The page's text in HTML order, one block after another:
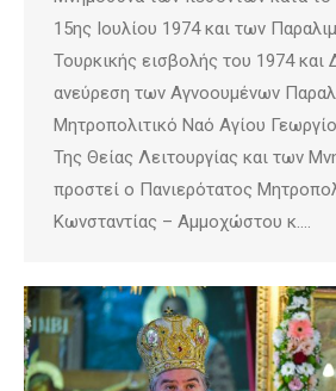
15ης Ιουλίου 1974 και των
Τουρκικής εισβολής του 1974 και
ανεύρεση των Αγνοουμένων
Μητροπολιτικό Ναό Αγίου
Της Θείας Λειτουργίας και των
προστεί ο Πανιερότατος
Κωνσταντίας – Αμμοχώστου κ.…